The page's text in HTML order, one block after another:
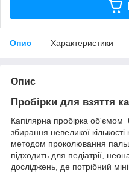
Опис Характеристики
Опис
Пробірки для взяття
Капілярна пробірка об'ємом
збирання невеликої
методом проколювання
підходить для педіатрії,
досліджень, де потрібний